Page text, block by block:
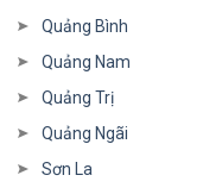
Quảng Bình
Quảng Nam
Quảng Trị
Quảng Ngãi
Sơn La